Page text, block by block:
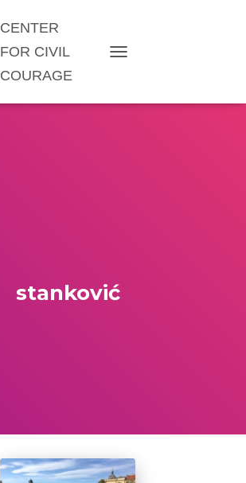
CENTER
FOR CIVIL
COURAGE
stanković